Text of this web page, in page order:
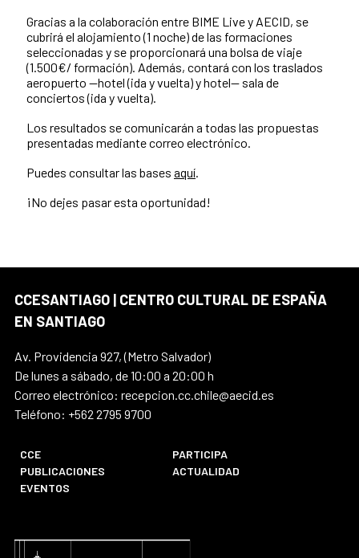
Gracias a la colaboración entre BIME Live y AECID, se
cubrirá el alojamiento (1 noche) de las formaciones
seleccionadas y se proporcionará una bolsa de viaje
(1.500€/ formación). Además, contará con los traslados
aeropuerto —hotel (ida y vuelta) y hotel— sala de
conciertos (ida y vuelta).
Los resultados se comunicarán a todas las propuestas
presentadas mediante correo electrónico.
Puedes consultar las bases aquí
¡No dejes pasar esta oportunidad!
CCESANTIAGO | CENTRO CULTURAL DE ESPAÑA
EN SANTIAGO
Av. Providencia 927, (Metro Salvador)
De lunes a sábado, de 10:00 a 20:00 h
Correo electrónico: recepcion.cc.chile@aecid.es
Teléfono: +562 2795 9700
CCE
PARTICIPA
PUBLICACIONES
ACTUALIDAD
EVENTOS